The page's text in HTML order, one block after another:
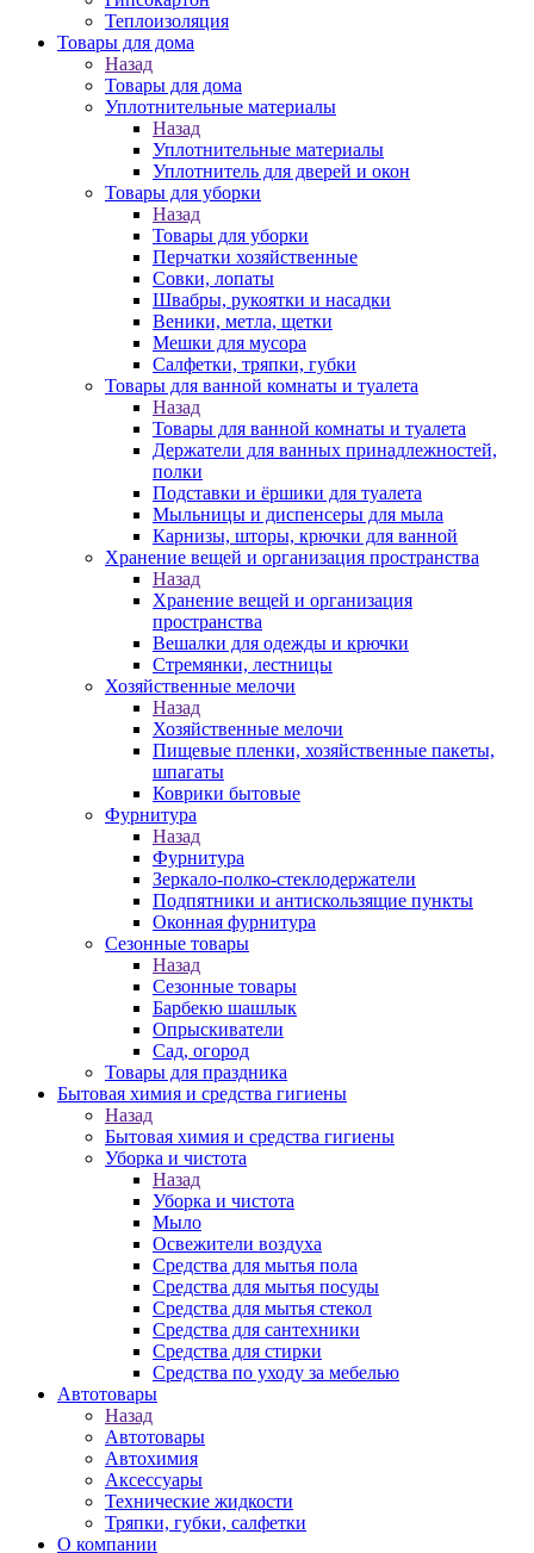
Теплоизоляция
Товары для дома
Назад
Товары для дома
Уплотнительные материалы
Назад
Уплотнительные материалы
Уплотнитель для дверей и окон
Товары для уборки
Назад
Товары для уборки
Перчатки хозяйственные
Совки, лопаты
Швабры, рукоятки и насадки
Веники, метла, щетки
Мешки для мусора
Салфетки, тряпки, губки
Товары для ванной комнаты и туалета
Назад
Товары для ванной комнаты и туалета
Держатели для ванных принадлежностей,
полки
Подставки и ёршики для туалета
Мыльницы и диспенсеры для мыла
Карнизы, шторы, крючки для ванной
Хранение вещей и организация пространства
Назад
Хранение вещей и организация
пространства
Вешалки для одежды и крючки
Стремянки, лестницы
Хозяйственные мелочи
Назад
Хозяйственные мелочи
Пищевые пленки, хозяйственные пакеты,
шпагаты
Коврики бытовые
Фурнитура
Назад
Фурнитура
Зеркало-полко-стеклодержатели
Подпятники и антискользящие пункты
Оконная фурнитура
Сезонные товары
Назад
Сезонные товары
Барбекю шашлык
Опрыскиватели
Сад, огород
Товары для праздника
Бытовая химия и средства гигиены
Назад
Бытовая химия и средства гигиены
Уборка и чистота
Назад
Уборка и чистота
Мыло
Освежители воздуха
Средства для мытья пола
Средства для мытья посуды
Средства для мытья стекол
Средства для сантехники
Средства для стирки
Средства по уходу за мебелью
Автотовары
Назад
Автотовары
Автохимия
Аксессуары
Технические жидкости
Тряпки, губки, салфетки
О компании